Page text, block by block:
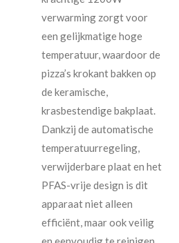
verwarming zorgt voor
een gelijkmatige hoge
temperatuur, waardoor de
pizza’s krokant bakken op
de keramische,
krasbestendige bakplaat.
Dankzij de automatische
temperatuurregeling,
verwijderbare plaat en het
PFAS-vrije design is dit
apparaat niet alleen
efficiënt, maar ook veilig